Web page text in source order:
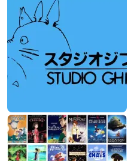
: